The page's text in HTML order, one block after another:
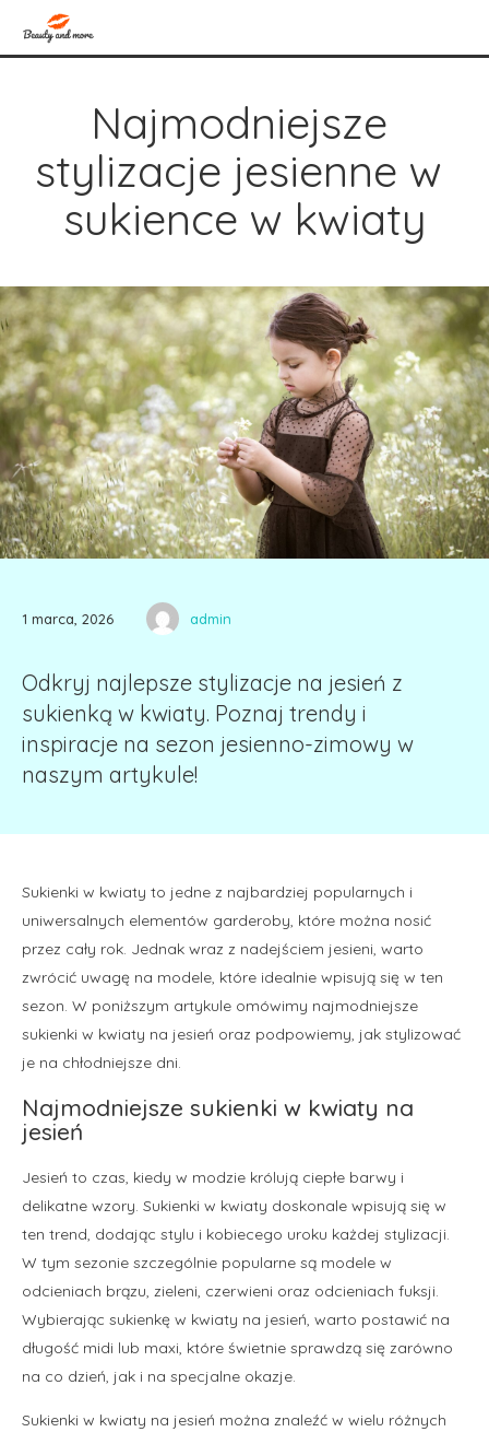
Najmodniejsze
stylizacje jesienne w
sukience w kwiaty
1 marca, 2026 admin
Odkryj najlepsze stylizacje na jesień z
sukienką w kwiaty. Poznaj trendy i
inspiracje na sezon jesienno-zimowy w
naszym artykule!
Sukienki w kwiaty to jedne z najbardziej popularnych i
uniwersalnych elementów garderoby, które można nosić
przez cały rok. Jednak wraz z nadejściem jesieni, warto
zwrócić uwagę na modele, które idealnie wpisują się w ten
sezon. W poniższym artykule omówimy najmodniejsze
sukienki w kwiaty na jesień oraz podpowiemy, jak stylizować
je na chłodniejsze dni.
Najmodniejsze sukienki w kwiaty na
jesień
Jesień to czas, kiedy w modzie królują ciepłe barwy i
delikatne wzory. Sukienki w kwiaty doskonale wpisują się w
ten trend, dodając stylu i kobiecego uroku każdej stylizacji.
W tym sezonie szczególnie popularne są modele w
odcieniach brązu, zieleni, czerwieni oraz odcieniach fuksji.
Wybierając sukienkę w kwiaty na jesień, warto postawić na
długość midi lub maxi, które świetnie sprawdzą się zarówno
na co dzień, jak i na specjalne okazje.
Sukienki w kwiaty na jesień można znaleźć w wielu różnych